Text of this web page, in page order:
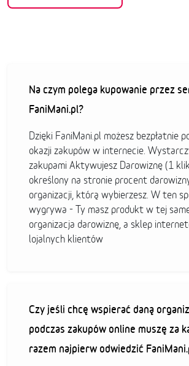
Na czym polega kupowanie przez
FaniMani.pl?
Dzięki FaniMani.pl możesz bezpłatnie
okazji zakupów w internecie.
zakupami Aktywujesz Darowiznę (1
określony na stronie procent
organizacji, którą wybierzesz. W ten
wygrywa - Ty masz produkt w tej
organizacja darowiznę, a sklep
lojalnych klientów
Czy jeśli chcę wspierać daną
podczas zakupów online muszę za
razem najpierw odwiedzić